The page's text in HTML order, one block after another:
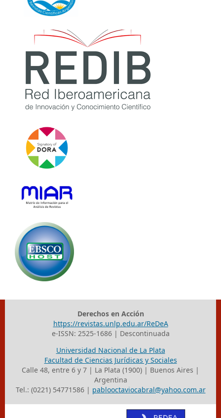
Derechos en Acción
https://revistas.unlp.edu.ar/ReDeA
e-ISSN: 2525-1686 | Descontinuada
Universidad Nacional de La Plata
Facultad de Ciencias Jurídicas y Sociales
Calle 48, entre 6 y 7 | La Plata (1900) | Buenos Aires |
Argentina
Tel.: (0221) 54771586 | pablooctaviocabral@yahoo.com.ar